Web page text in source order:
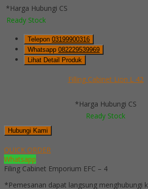
*Harga Hubungi CS
Ready Stock
Telepon 03199900316
Whatsapp 082229539969
Lihat Detail Produk
Filling Cabinet Lion L 42
*Harga Hubungi CS
Ready Stock
Hubungi Kami
QUICK ORDER
Whatsapp
Filing Cabinet Emporium EFC – 4
*Pemesanan dapat langsung menghubungi